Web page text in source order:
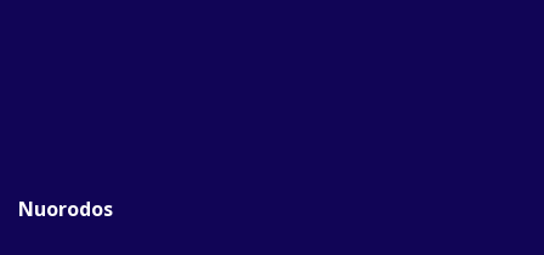
Nuorodos